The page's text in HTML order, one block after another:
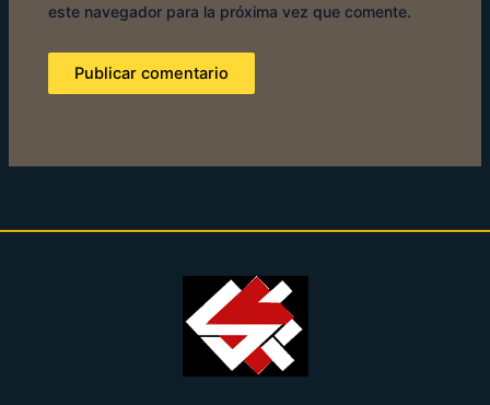
este navegador para la próxima vez que comente.